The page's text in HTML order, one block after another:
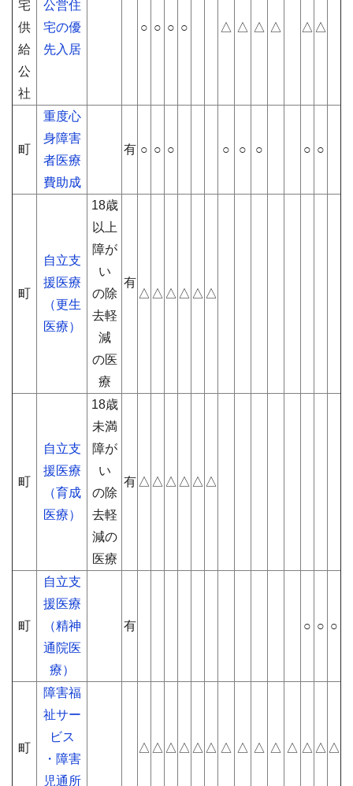
宅
供
給
公
社
公営住
宅の優
先入居
○ ○ ○ ○ △ △ △ △ △ △
町
重度心
身障害
者医療
費助成
有 ○ ○ ○ ○ ○ ○ ○ ○
町
自立支
援医療
（更生
医療）
18歳
以上
障が
い
の除
去軽
減
の医
療
有
△ △ △ △ △ △
町
自立支
援医療
（育成
医療）
18歳
未満
障が
い
の除
去軽
減の
医療
有 △ △ △ △ △ △
町
自立支
援医療
（精神
通院医
療）
有 ○ ○ ○
町
障害福
祉サー
ビス
・障害
児通所
△ △ △ △ △ △ △ △ △ △ △ △ △ △